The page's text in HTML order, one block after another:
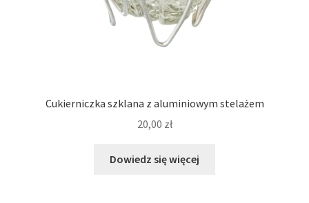
Cukierniczka szklana z aluminiowym stelażem
20,00 zł
Dowiedz się więcej